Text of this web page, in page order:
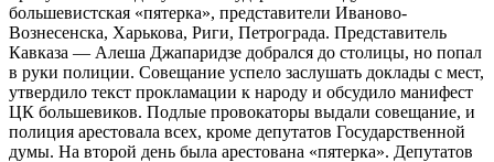
большевистская «пятерка», представители Иваново-
Вознесенска, Харькова, Риги, Петрограда. Представитель
Кавказа — Алеша Джапаридзе добрался до столицы, но попал
в руки полиции. Совещание успело заслушать доклады с мест,
утвердило текст прокламации к народу и обсудило манифест
ЦК большевиков. Подлые провокаторы выдали совещание, и
полиция арестовала всех, кроме депутатов Государственной
думы. На второй день была арестована «пятерка». Депутатов